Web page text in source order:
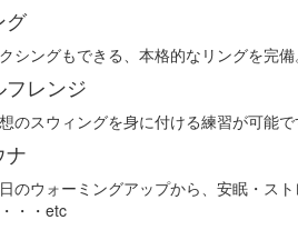
グ
シングもできる、本格的なリングを完備
フレンジ
のスウィングを身に付ける練習が可能で
ナ
のウォーミングアップから、安眠・ス
・・etc